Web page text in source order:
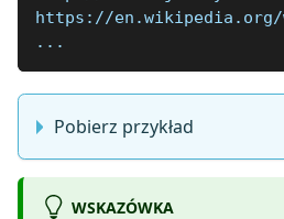
https://en.wikipedia.org/
...
Pobierz przykład
WSKAZÓWKA